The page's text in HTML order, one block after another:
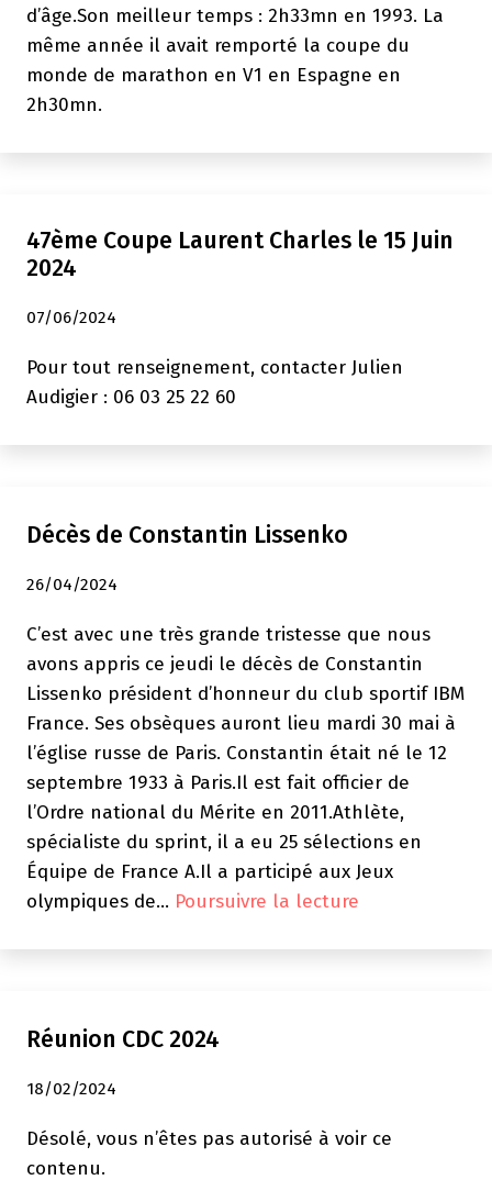
d’âge.Son meilleur temps : 2h33mn en 1993. La
même année il avait remporté la coupe du
monde de marathon en V1 en Espagne en
2h30mn.
47ème Coupe Laurent Charles le 15 Juin
2024
07/06/2024
Pour tout renseignement, contacter Julien
Audigier : 06 03 25 22 60
Décès de Constantin Lissenko
26/04/2024
C’est avec une très grande tristesse que nous
avons appris ce jeudi le décès de Constantin
Lissenko président d’honneur du club sportif IBM
France. Ses obsèques auront lieu mardi 30 mai à
l’église russe de Paris. Constantin était né le 12
septembre 1933 à Paris.Il est fait officier de
l’Ordre national du Mérite en 2011.Athlète,
spécialiste du sprint, il a eu 25 sélections en
Équipe de France A.Il a participé aux Jeux
olympiques de… Poursuivre la lecture
Réunion CDC 2024
18/02/2024
Désolé, vous n’êtes pas autorisé à voir ce
contenu.